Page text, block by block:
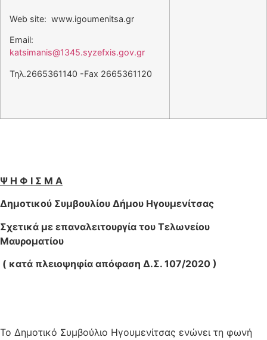
Web site: www.igoumenitsa.gr
Email:
katsimanis@1345.syzefxis.gov.gr
Τηλ.2665361140 -Fax 2665361120
Ψ Η Φ Ι Σ Μ Α
Δημοτικού Συμβουλίου Δήμου Ηγουμενίτσας
Σχετικά με επαναλειτουργία του Τελωνείου
Μαυροματίου
( κατά πλειοψηφία απόφαση Δ.Σ. 107/2020 )
Το Δημοτικό Συμβούλιο Ηγουμενίτσας ενώνει τη φωνή